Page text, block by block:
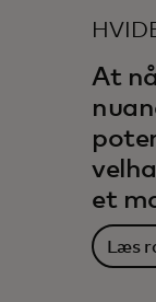
At
et
Læs